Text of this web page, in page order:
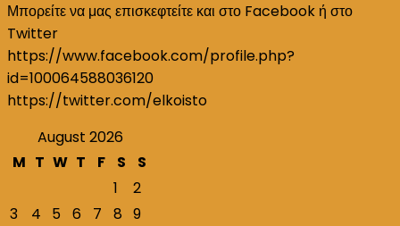
Μπορείτε να μας επισκεφτείτε και στο Facebook ή στο
Twitter
https://www.facebook.com/profile.php?
id=100064588036120
https://twitter.com/elkoisto
August 2026
M T W T F S
S
1
2
3
4 5 6 7 8 9